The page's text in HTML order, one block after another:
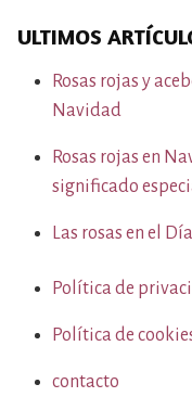
ULTIMOS
Rosas rojas y
Navidad
Rosas rojas en
significado
Las rosas en el
Política de
Política de
contacto